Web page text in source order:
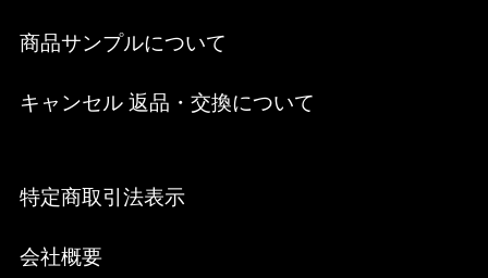
商品サンプルについて
キャンセル 返品・交換について
特定商取引法表示
会社概要